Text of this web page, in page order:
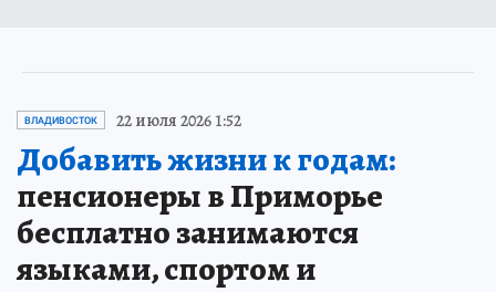
ВЛАДИВОСТОК 22 июля 2026 1:52
Добавить жизни к годам:
пенсионеры в Приморье
бесплатно занимаются
языками, спортом и